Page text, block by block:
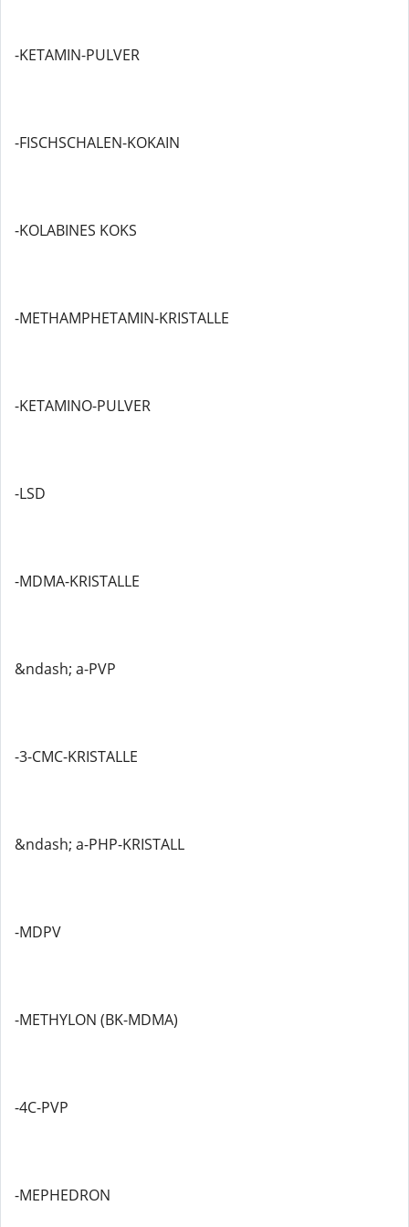
-KETAMIN-PULVER
-FISCHSCHALEN-KOKAIN
-KOLABINES KOKS
-METHAMPHETAMIN-KRISTALLE
-KETAMINO-PULVER
-LSD
-MDMA-KRISTALLE
&ndash; a-PVP
-3-CMC-KRISTALLE
&ndash; a-PHP-KRISTALL
-MDPV
-METHYLON (BK-MDMA)
-4C-PVP
-MEPHEDRON